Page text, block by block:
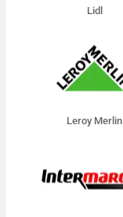
Lidl
Leroy Merlin